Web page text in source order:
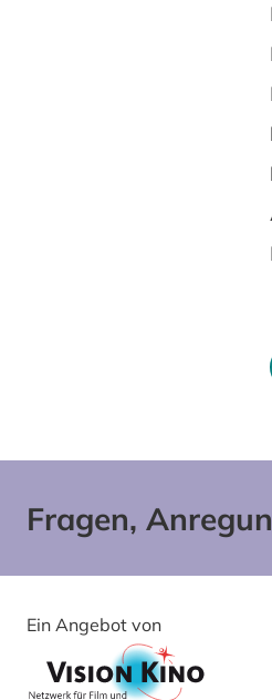
Fragen,
Ein Angebot von